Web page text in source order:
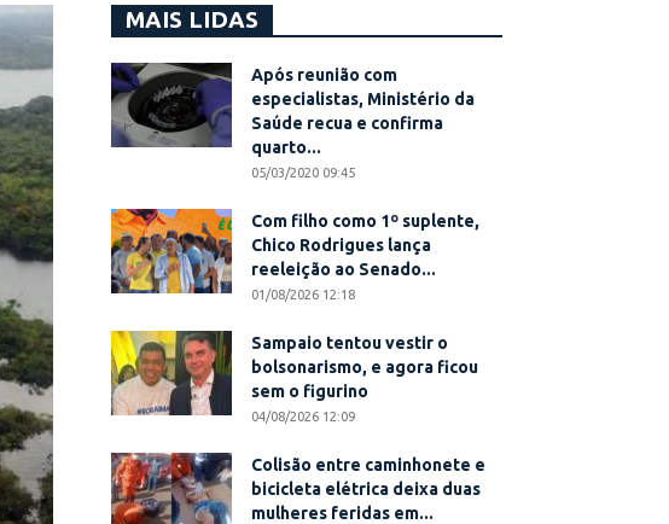
MAIS LIDAS
Após reunião com
especialistas, Ministério da
Saúde recua e confirma
quarto...
05/03/2020 09:45
Com filho como 1º suplente,
Chico Rodrigues lança
reeleição ao Senado...
01/08/2026 12:18
Sampaio tentou vestir o
bolsonarismo, e agora ficou
sem o figurino
04/08/2026 12:09
Colisão entre caminhonete e
bicicleta elétrica deixa duas
mulheres feridas em...